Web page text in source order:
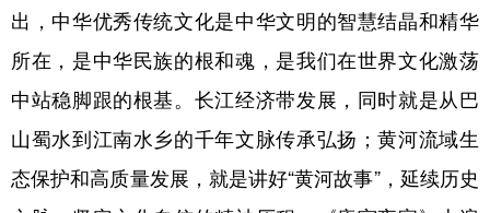
出，中华优秀传统文化是中华文明的智慧结晶和精华
所在，是中华民族的根和魂，是我们在世界文化激荡
中站稳脚跟的根基。长江经济带发展，同时就是从巴
山蜀水到江南水乡的千年文脉传承弘扬；黄河流域生
态保护和高质量发展，就是讲好“黄河故事”，延续历史